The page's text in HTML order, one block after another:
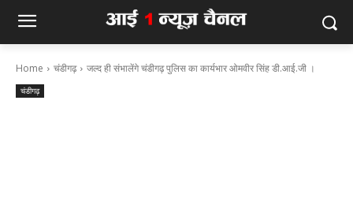
Home चंडीगढ़ जल्द ही संभालेंगे चंडीगढ़ पुलिस का कार्यभार ओमवीर सिंह डी.आई.जी ।
चंडीगढ़